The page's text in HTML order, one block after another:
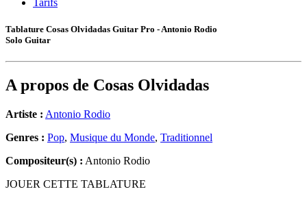
Tarifs
Tablature Cosas Olvidadas Guitar Pro - Antonio Rodio
Solo Guitar
A propos de Cosas Olvidadas
Artiste : Antonio Rodio
Genres : Pop, Musique du Monde, Traditionnel
Compositeur(s) : Antonio Rodio
JOUER CETTE TABLATURE